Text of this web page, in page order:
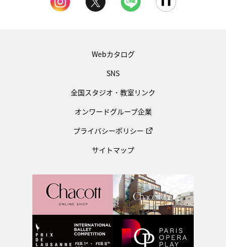
Webカタログ
SNS
全国スタジオ・教室リンク
オンワードグループ企業
プライバシーポリシー
サイトマップ